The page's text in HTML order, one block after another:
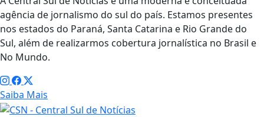
agência de jornalismo do sul do país. Estamos presentes
nos estados do Paraná, Santa Catarina e Rio Grande do
Sul, além de realizarmos cobertura jornalística no Brasil e
No Mundo.
Saiba Mais